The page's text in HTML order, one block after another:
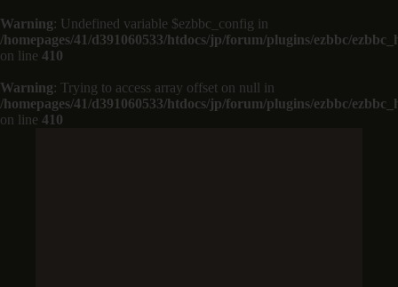
Warning: Undefined variable $ezbbc_config in
/homepages/41/d391060533/htdocs/jp/forum/plugins/ezbbc/
on line 410
Warning: Trying to access array offset on null in
/homepages/41/d391060533/htdocs/jp/forum/plugins/ezbbc/
on line 410